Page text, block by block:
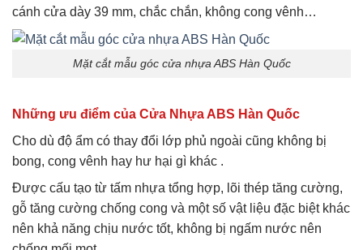
cánh cửa dày 39 mm, chắc chắn, không cong vênh…
Mặt cắt mẫu góc cửa nhựa ABS Hàn Quốc
Những ưu điểm của Cửa Nhựa ABS Hàn Quốc
Cho dù độ ẩm có thay đổi lớp phủ ngoài cũng không bị
bong, cong vênh hay hư hại gì khác .
Được cấu tạo từ tấm nhựa tổng hợp, lõi thép tăng cường,
gỗ tăng cường chống cong và một số vật liệu đặc biệt khác
nên khả năng chịu nước tốt, không bị ngấm nước nên